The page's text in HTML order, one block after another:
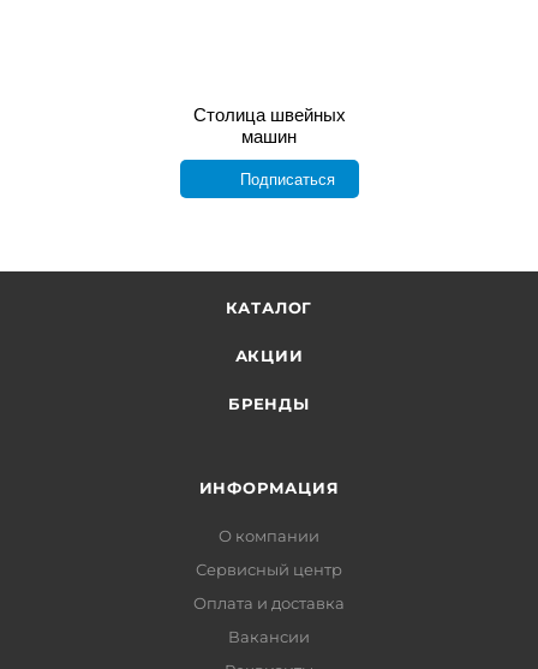
Столица швейных
машин
Подписаться
КАТАЛОГ
АКЦИИ
БРЕНДЫ
ИНФОРМАЦИЯ
О компании
Сервисный центр
Оплата и доставка
Вакансии